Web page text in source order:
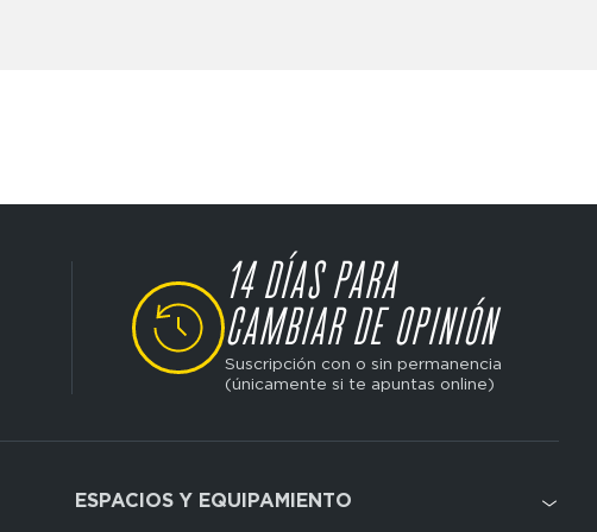
SVG
14 DÍAS PARA
CAMBIAR DE OPINIÓN
Suscripción con o sin permanencia
(únicamente si te apuntas online)
Domain
ESPACIOS Y EQUIPAMIENTO